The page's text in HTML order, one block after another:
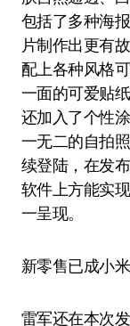
包括了多种海
片制作出更有
配上各种风格
一面的可爱贴
还加入了个性
一无二的自拍
续登陆，在发
软件上方能实
一呈现。
新零售已成小
雷军还在本次